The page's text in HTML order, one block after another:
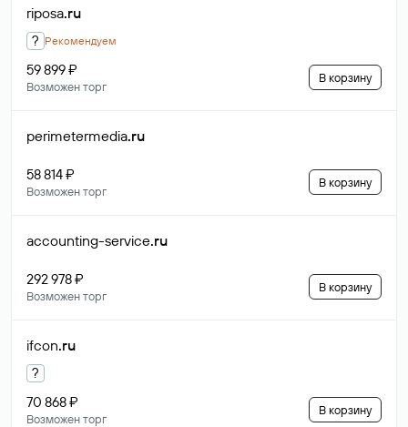
riposa.ru
? Рекомендуем
59 899 ₽
Возможен торг
В корзину
perimetermedia.ru
58 814 ₽
Возможен торг
В корзину
accounting-service.ru
292 978 ₽
Возможен торг
В корзину
ifcon.ru
?
70 868 ₽
Возможен торг
В корзину